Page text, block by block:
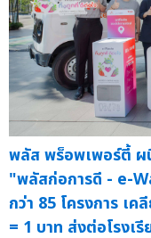
พลัส พร็อพเพอร์ตี้ ผ
"พลัสก่อการดี - e-
กว่า 85 โครงการ เ
= 1 บาท ส่งต่อโรงเ